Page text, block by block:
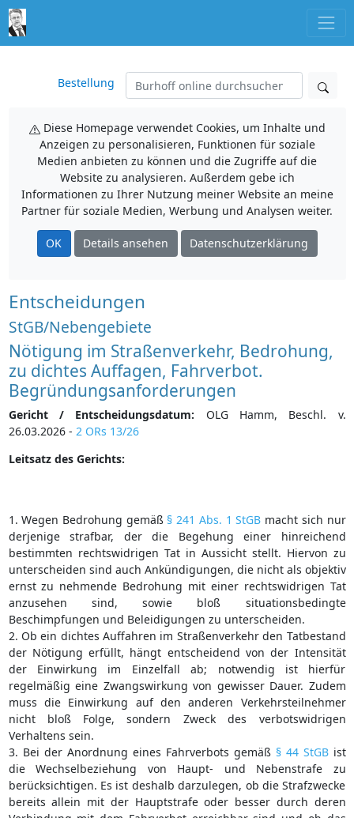
Bestellung
Diese Homepage verwendet Cookies, um Inhalte und
Anzeigen zu personalisieren, Funktionen für soziale
Medien anbieten zu können und die Zugriffe auf die
Website zu analysieren. Außerdem gebe ich
Informationen zu Ihrer Nutzung meiner Website an meine
Partner für soziale Medien, Werbung und Analysen weiter.
OK Details ansehen Datenschutzerklärung
Entscheidungen
StGB/Nebengebiete
Nötigung im Straßenverkehr, Bedrohung,
zu dichtes Auffagen, Fahrverbot.
Begründungsanforderungen
Gericht / Entscheidungsdatum: OLG Hamm, Beschl. v.
26.03.2026 - 2 ORs 13/26
Leitsatz des Gerichts:
1. Wegen Bedrohung gemäß § 241 Abs. 1 StGB macht sich nur
derjenige strafbar, der die Begehung einer hinreichend
bestimmten rechtswidrigen Tat in Aussicht stellt. Hiervon zu
unterscheiden sind auch Ankündigungen, die nicht als objektiv
ernst zu nehmende Bedrohung mit einer rechtswidrigen Tat
anzusehen sind, sowie bloß situationsbedingte
Beschimpfungen und Beleidigungen zu unterscheiden.
2. Ob ein dichtes Auffahren im Straßenverkehr den Tatbestand
der Nötigung erfüllt, hängt entscheidend von der Intensität
der Einwirkung im Einzelfall ab; notwendig ist hierfür
regelmäßig eine Zwangswirkung von gewisser Dauer. Zudem
muss die Einwirkung auf den anderen Verkehrsteilnehmer
nicht bloß Folge, sondern Zweck des verbotswidrigen
Verhaltens sein.
3. Bei der Anordnung eines Fahrverbots gemäß § 44 StGBist
die Wechselbeziehung von Haupt- und Nebenstrafe zu
berücksichtigen. Es ist deshalb darzulegen, ob die Strafzwecke
bereits allein mit der Hauptstrafe oder besser durch deren